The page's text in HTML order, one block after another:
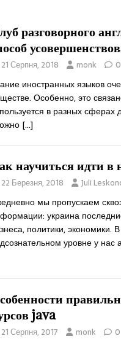
разговорного
21 Серпня, 2018 monk 0
иностранных языков
Особенно, это
в разных сферах
[…]
научиться идти в
22 Березня, 2018 Juli
мы пропускаем
украина
политики,
уровне у нас
java
21 Серпня, 2017 monk 0